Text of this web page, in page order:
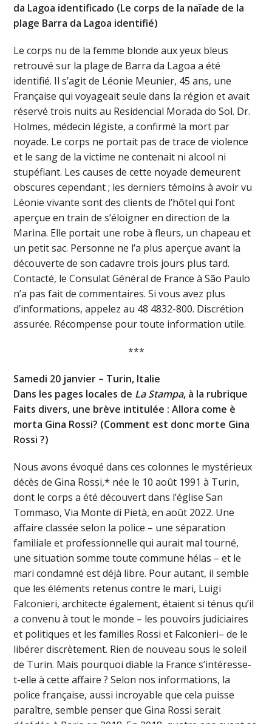
da Lagoa identificado (Le corps de la naïade de la
plage Barra da Lagoa identifié)
Le corps nu de la femme blonde aux yeux bleus
retrouvé sur la plage de Barra da Lagoa a été
identifié. Il s’agit de Léonie Meunier, 45 ans, une
Française qui voyageait seule dans la région et avait
réservé trois nuits au Residencial Morada do Sol. Dr.
Holmes, médecin légiste, a confirmé la mort par
noyade. Le corps ne portait pas de trace de violence
et le sang de la victime ne contenait ni alcool ni
stupéfiant. Les causes de cette noyade demeurent
obscures cependant ; les derniers témoins à avoir vu
Léonie vivante sont des clients de l’hôtel qui l’ont
aperçue en train de s’éloigner en direction de la
Marina. Elle portait une robe à fleurs, un chapeau et
un petit sac. Personne ne l’a plus aperçue avant la
découverte de son cadavre trois jours plus tard.
Contacté, le Consulat Général de France à São Paulo
n’a pas fait de commentaires. Si vous avez plus
d’informations, appelez au 48 4832-800. Discrétion
assurée. Récompense pour toute information utile.
***
Samedi 20 janvier – Turin, Italie
Dans les pages locales de La Stampa, à la rubrique
Faits divers, une brève intitulée : Allora come è
morta Gina Rossi? (Comment est donc morte Gina
Rossi ?)
Nous avons évoqué dans ces colonnes le mystérieux
décès de Gina Rossi,* née le 10 août 1991 à Turin,
dont le corps a été découvert dans l’église San
Tommaso, Via Monte di Pietà, en août 2022. Une
affaire classée selon la police – une séparation
familiale et professionnelle qui aurait mal tourné,
une situation somme toute commune hélas – et le
mari condamné est déjà libre. Pour autant, il semble
que les éléments retenus contre le mari, Luigi
Falconieri, architecte également, étaient si ténus qu’il
a convenu à tout le monde – les pouvoirs judiciaires
et politiques et les familles Rossi et Falconieri– de le
libérer discrètement. Rien de nouveau sous le soleil
de Turin. Mais pourquoi diable la France s’intéresse-
t-elle à cette affaire ? Selon nos informations, la
police française, aussi incroyable que cela puisse
paraître, semble penser que Gina Rossi serait